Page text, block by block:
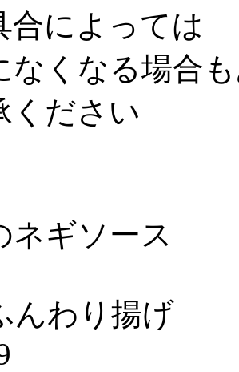
によっては
くなる場合
ださい
ネギソース
んわり揚げ